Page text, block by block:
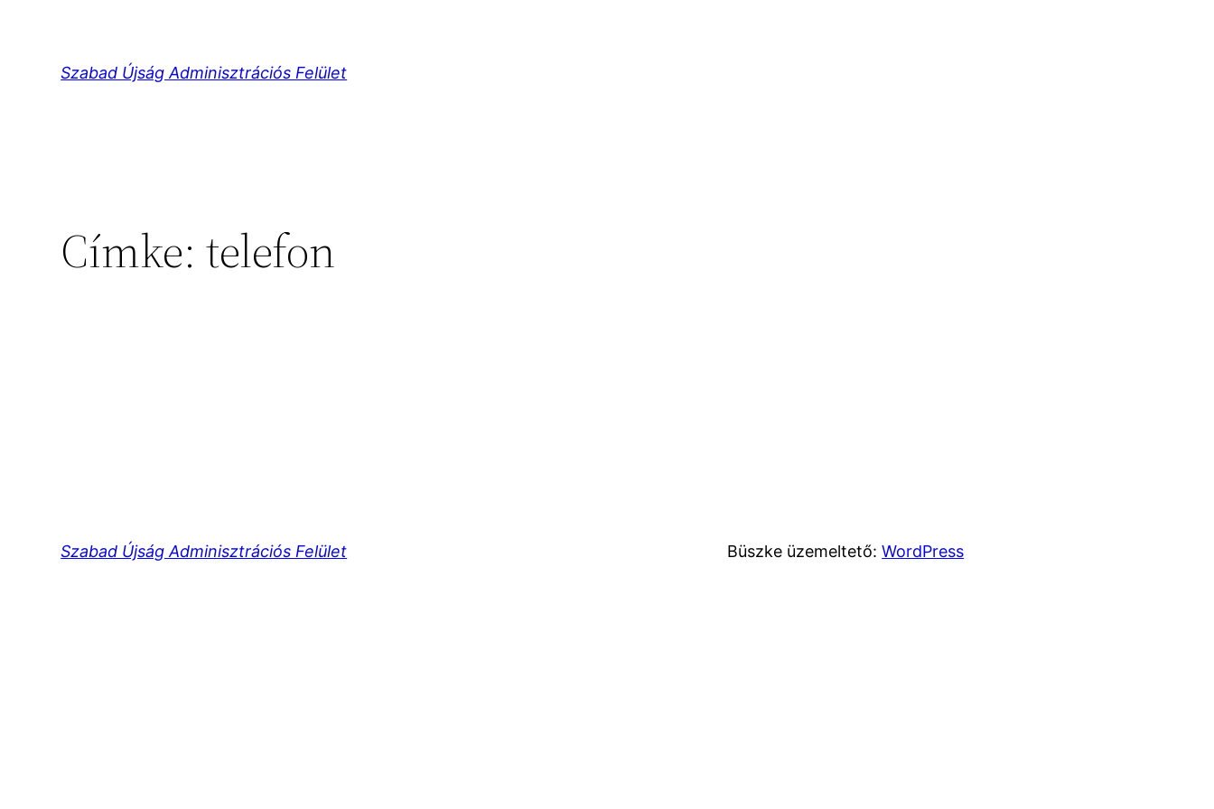
tartalomhoz
Szabad Újság Adminisztrációs Felület
Címke:telefon
Szabad Újság Adminisztrációs Felület Büszke üzemeltető:WordPress